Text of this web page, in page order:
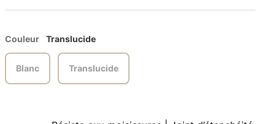
Couleur Translucide
Blanc Translucide